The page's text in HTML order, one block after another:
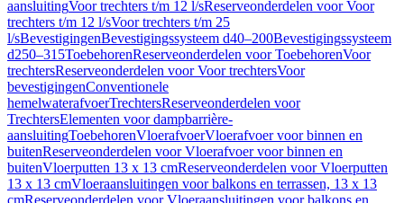
aansluitingVoor trechters t/m 12 l/sReserveonderdelen voor Voor
trechters t/m 12 l/sVoor trechters t/m 25
l/sBevestigingenBevestigingssysteem d40–200Bevestigingssysteem
d250–315ToebehorenReserveonderdelen voor ToebehorenVoor
trechtersReserveonderdelen voor Voor trechtersVoor
bevestigingenConventionele
hemelwaterafvoerTrechtersReserveonderdelen voor
TrechtersElementen voor dampbarrière-
aansluitingToebehorenVloerafvoerVloerafvoer voor binnen en
buitenReserveonderdelen voor Vloerafvoer voor binnen en
buitenVloerputten 13 x 13 cmReserveonderdelen voor Vloerputten
13 x 13 cmVloeraansluitingen voor balkons en terrassen, 13 x 13
cmReserveonderdelen voor Vloeraansluitingen voor balkons en